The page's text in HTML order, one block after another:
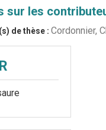
sur les
de thèse : Cordonnier,